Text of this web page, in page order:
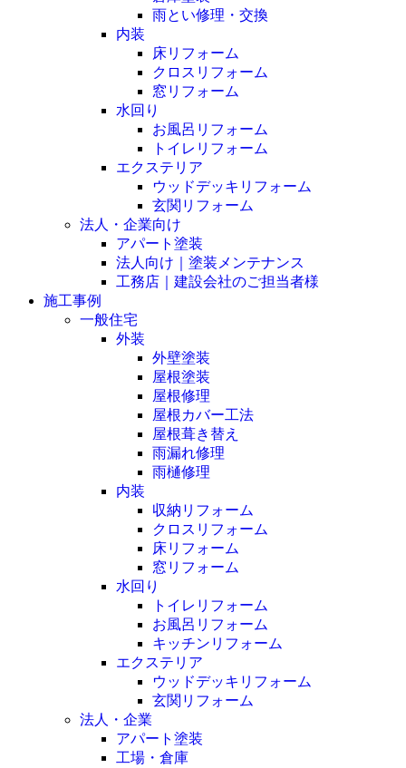
雨とい修理・交換
内装
床リフォーム
クロスリフォーム
窓リフォーム
水回り
お風呂リフォーム
トイレリフォーム
エクステリア
ウッドデッキリフォーム
玄関リフォーム
法人・企業向け
アパート塗装
法人向け｜塗装メンテナンス
工務店｜建設会社のご担当者様
施工事例
一般住宅
外装
外壁塗装
屋根塗装
屋根修理
屋根カバー工法
屋根葺き替え
雨漏れ修理
雨樋修理
内装
収納リフォーム
クロスリフォーム
床リフォーム
窓リフォーム
水回り
トイレリフォーム
お風呂リフォーム
キッチンリフォーム
エクステリア
ウッドデッキリフォーム
玄関リフォーム
法人・企業
アパート塗装
工場・倉庫